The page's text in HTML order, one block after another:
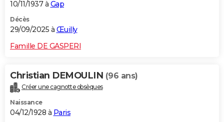
10/11/1937 à Gap
Décès
29/09/2025 à Œuilly
Famille DE GASPERI
Christian DEMOULIN (96 ans)
Créer une cagnotte obsèques
Naissance
04/12/1928 à Paris